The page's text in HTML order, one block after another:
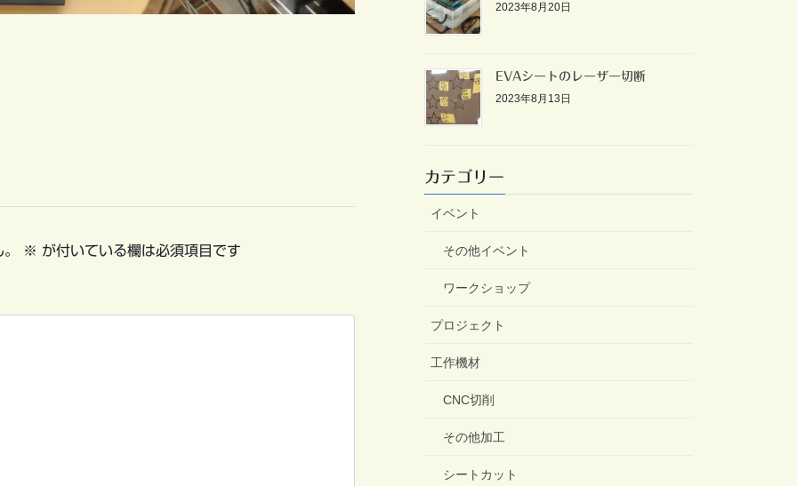
※ が付いている欄は必須項目です
2023年8月20日
EVAシートのレーザー切断
2023年8月13日
カテゴリー
イベント
その他イベント
ワークショップ
プロジェクト
工作機材
CNC切削
その他加工
シートカット